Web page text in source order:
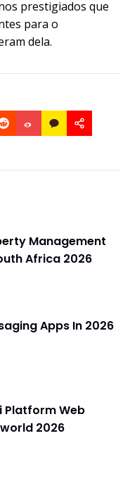
prestigiados que
para o
dela.
Management
Africa 2026
Apps In 2026
Platform Web
2026